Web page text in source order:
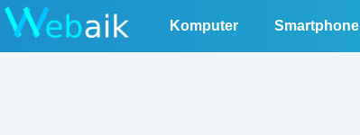
Komputer Smartphone